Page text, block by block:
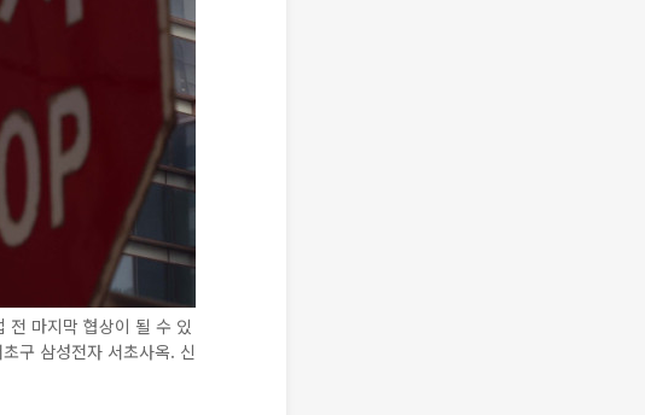
마지막 협상이 될 수 있
구 삼성전자 서초사옥. 신